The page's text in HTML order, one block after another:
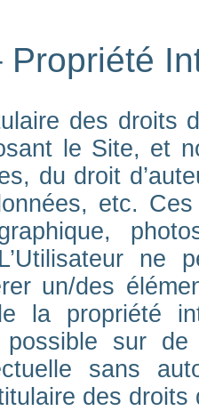
Propriété
des droits
le Site, et
du droit
etc.
ne
un/des
la propriété
possible sur
sans
des